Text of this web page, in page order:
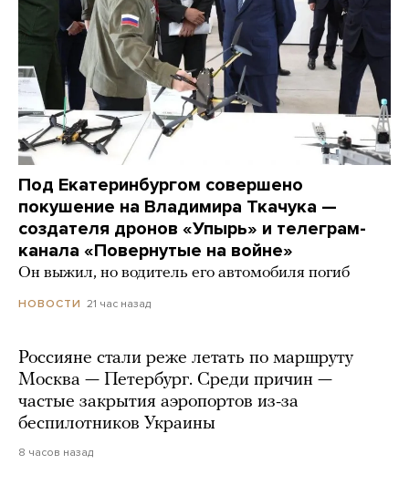
Под Екатеринбургом совершено
покушение на Владимира Ткачука —
создателя дронов «Упырь» и телеграм-
канала «Повернутые на войне»
Он выжил, но водитель его автомобиля погиб
НОВОСТИ 21 час назад
Россияне стали реже летать по маршруту
Москва — Петербург. Среди причин —
частые закрытия аэропортов из-за
беспилотников Украины
8 часов назад